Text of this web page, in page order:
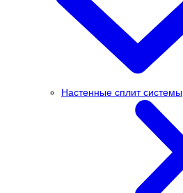
Настенные сплит системы